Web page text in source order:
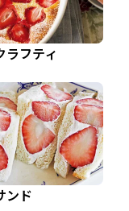
ラフティ
ンド